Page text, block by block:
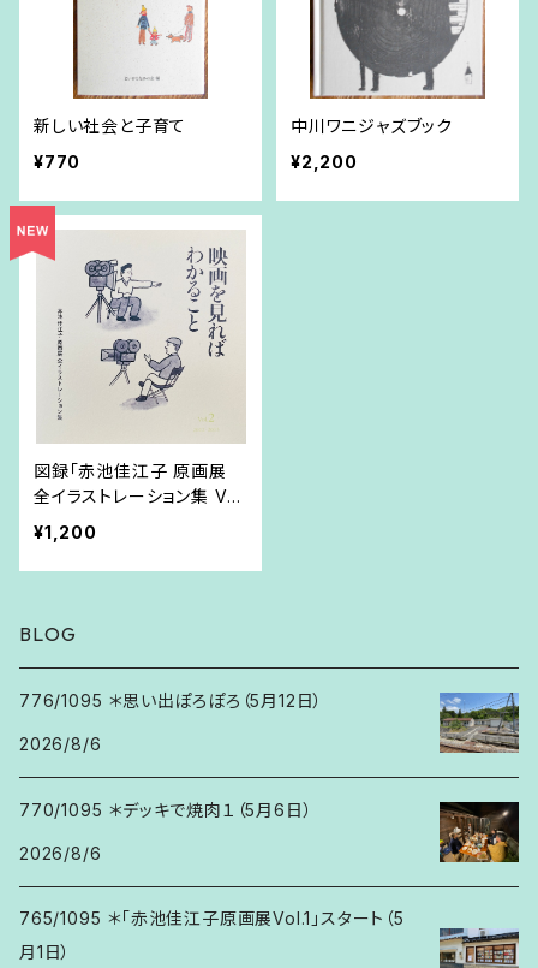
新しい社会と子育て
¥770
中川ワニジャズブック
¥2,200
図録「赤池佳江子 原画展
全イラストレーション集 Vol.
2」
¥1,200
BLOG
776/1095 ＊思い出ぽろぽろ（5月12日）
2026/8/6
770/1095 ＊デッキで焼肉１（5月6日）
2026/8/6
765/1095 ＊「赤池佳江子原画展Vol.1」スタート（5
月1日）